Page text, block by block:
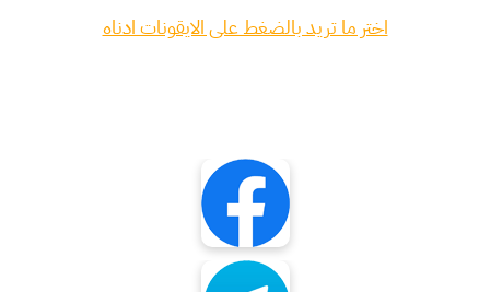
اختر ما تريد بالضغط على الايقونات ادناه